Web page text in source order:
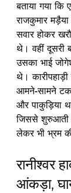
बताया गया कि
राजकुमार
सवार होकर
थे। वहीं दूसरी
उसका भाई
थे।
आमने-सामने
और पाकुड़िया
जिससे शुरुआती
लेकर भी भ्रम
रानीश्वर
आंकड़ा,